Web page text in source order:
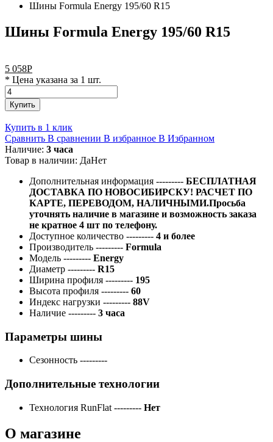
Шины Formula Energy 195/60 R15
Шины Formula Energy 195/60 R15
5 058Р
* Цена указана за 1 шт.
Купить
Купить в 1 клик
Сравнить В сравнении В избранное В Избранном
Наличие: 3 часа
Товар в наличии: ДаНет
Дополнительная информация --------- БЕСПЛАТНАЯ
ДОСТАВКА ПО НОВОСИБИРСКУ! РАСЧЕТ ПО
КАРТЕ, ПЕРЕВОДОМ, НАЛИЧНЫМИ.Просьба
уточнять наличие в магазине и возможность заказа
не кратное 4 шт по телефону.
Доступное количество --------- 4 и более
Производитель --------- Formula
Модель --------- Energy
Диаметр --------- R15
Ширина профиля --------- 195
Высота профиля --------- 60
Индекс нагрузки --------- 88V
Наличие --------- 3 часа
Параметры шины
Сезонность ---------
Дополнительные технологии
Технология RunFlat --------- Нет
О магазине